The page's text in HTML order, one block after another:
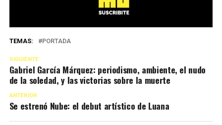
TEMAS: PORTADA
SIGUIENTE
Gabriel García Márquez: periodismo, ambiente, el nudo
de la soledad, y las victorias sobre la muerte
ANTERIOR
Se estrenó Nube: el debut artístico de Luana